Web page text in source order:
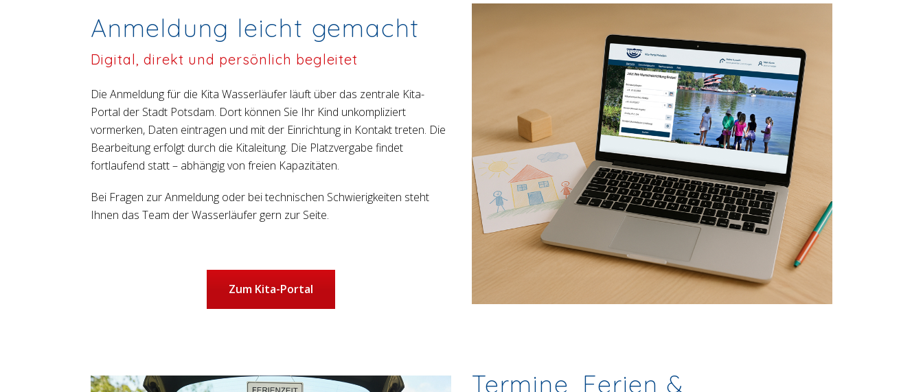
Anmeldung leicht gemacht
Digital, direkt und persönlich begleitet
Die Anmeldung für die Kita Wasserläufer läuft über das zentrale Kita-
Portal der Stadt Potsdam. Dort können Sie Ihr Kind unkompliziert
vormerken, Daten eintragen und mit der Einrichtung in Kontakt treten. Die
Bearbeitung erfolgt durch die Kitaleitung. Die Platzvergabe findet
fortlaufend statt – abhängig von freien Kapazitäten.
Bei Fragen zur Anmeldung oder bei technischen Schwierigkeiten steht
Ihnen das Team der Wasserläufer gern zur Seite.
Zum Kita-Portal
Termine, Ferien &